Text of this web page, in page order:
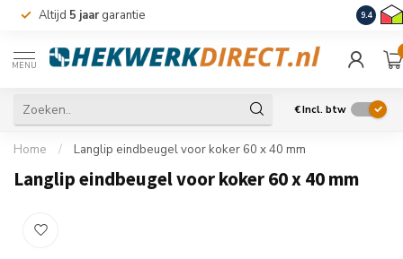
Altijd 5 jaargarantie 9.4
MENU
€Incl. btw
Home / Langlip eindbeugel voor koker 60 x 40 mm
Langlip eindbeugel voor koker 60 x 40 mm